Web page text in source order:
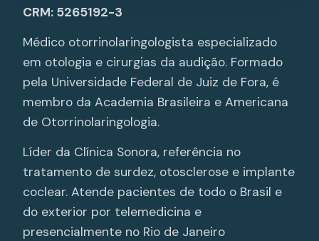
CRM: 5265192-3
Médico otorrinolaringologista especializado
em otologia e cirurgias da audição. Formado
pela Universidade Federal de Juiz de Fora, é
membro da Academia Brasileira e Americana
de Otorrinolaringologia.
Líder da Clínica Sonora, referência no
tratamento de surdez, otosclerose e implante
coclear. Atende pacientes de todo o Brasil e
do exterior por telemedicina e
presencialmente no Rio de Janeiro